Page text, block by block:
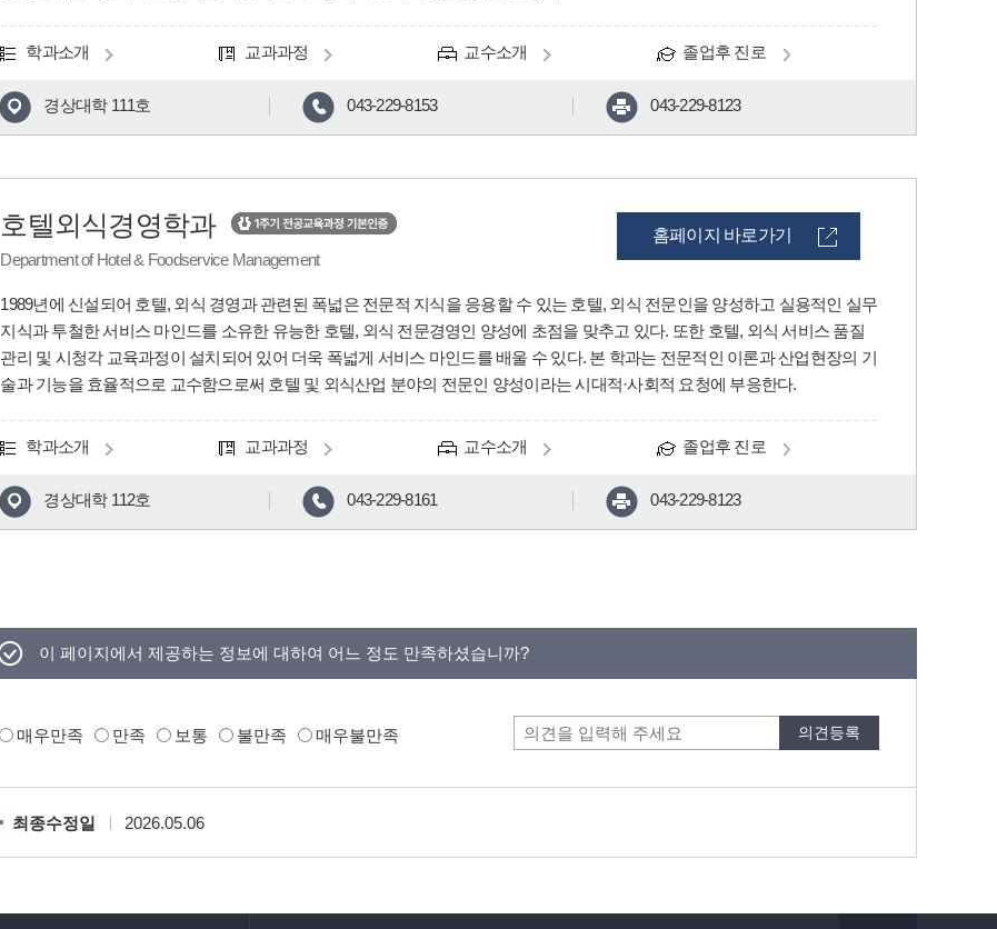
학과소개 교과과정 교수소개 졸업후 진로
경상대학 111호 043-229-8153 043-229-8123
호텔외식경영학과
Department of Hotel & Foodservice Management
1989년에 신설되어 호텔, 외식 경영과 관련된 폭넓은 전문적 지식을 응용할 수 있는 호텔, 외식 전문인을 양성하고 실용적인 실무
지식과 투철한 서비스 마인드를 소유한 유능한 호텔, 외식 전문경영인 양성에 초점을 맞추고 있다. 또한 호텔, 외식 서비스 품질
관리 및 시청각 교육과정이 설치되어 있어 더욱 폭넓게 서비스 마인드를 배울 수 있다. 본 학과는 전문적인 이론과 산업현장의 기
술과 기능을 효율적으로 교수함으로써 호텔 및 외식산업 분야의 전문인 양성이라는 시대적·사회적 요청에 부응한다.
홈페이지 바로가기
학과소개 교과과정 교수소개 졸업후 진로
경상대학 112호 043-229-8161 043-229-8123
이 페이지에서 제공하는 정보에 대하여 어느 정도 만족하셨습니까?
매우만족 만족 보통 불만족 매우불만족
최종수정일 2026.05.06